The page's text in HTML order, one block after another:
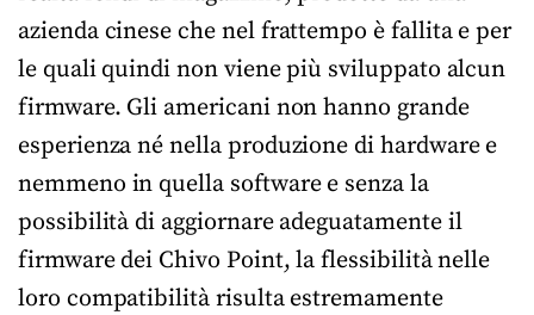
azienda cinese che nel frattempo è fallita e per
le quali quindi non viene più sviluppato alcun
firmware. Gli americani non hanno grande
esperienza né nella produzione di hardware e
nemmeno in quella software e senza la
possibilità di aggiornare adeguatamente il
firmware dei Chivo Point, la flessibilità nelle
loro compatibilità risulta estremamente